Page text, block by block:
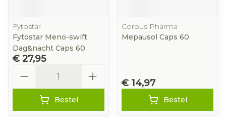
Fytostar
Fytostar Meno-swift
Dag&nacht Caps 60
€ 27,95
Bestel
Corpus Pharma
Mepausol Caps 60
€ 14,97
Bestel